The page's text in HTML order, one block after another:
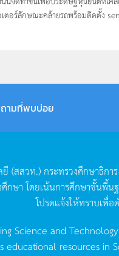
ตอร์ลักษณะคล้ายรถพร้อมติดตั้ง
ามที่พบบ่อย
ยี (สสวท.) กระทรวงศึกษาธิการ
กษา โดยเน้นการศึกษาขั้นพื้น
โปรดแจ้งให้ทราบเพื่
Science and
resources in